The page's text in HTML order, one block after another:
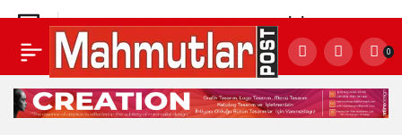
0
9.ULUSLARARASI SANAT SERGİSİ-ART OF
ALANYA 14 KASIM’DA SANATSEVERLERLE
BULUŞUYOR
Yorum Yap